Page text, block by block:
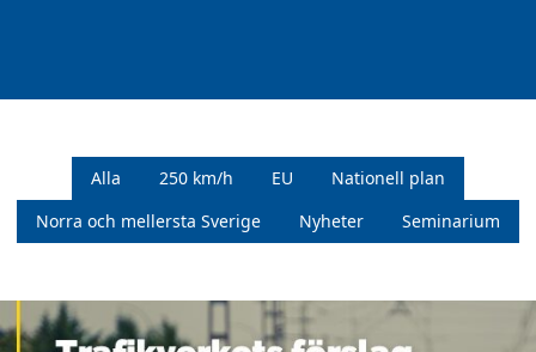
Alla 250 km/h EU
Nationell plan
Norra och mellersta Sverige
Nyheter Seminarium